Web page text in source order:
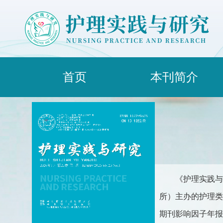
首页 本刊简介
《护理实践
所）主办的护理
期刊影响因子年